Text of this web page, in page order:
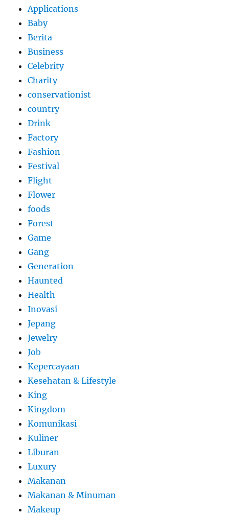
Applications
Baby
Berita
Business
Celebrity
Charity
conservationist
country
Drink
Factory
Fashion
Festival
Flight
Flower
foods
Forest
Game
Gang
Generation
Haunted
Health
Inovasi
Jepang
Jewelry
Job
Kepercayaan
Kesehatan & Lifestyle
King
Kingdom
Komunikasi
Kuliner
Liburan
Luxury
Makanan
Makanan & Minuman
Makeup